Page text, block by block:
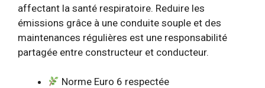
affectant la santé respiratoire. Reduire les
émissions grâce à une conduite souple et des
maintenances régulières est une responsabilité
partagée entre constructeur et conducteur.
Norme Euro 6 respectée